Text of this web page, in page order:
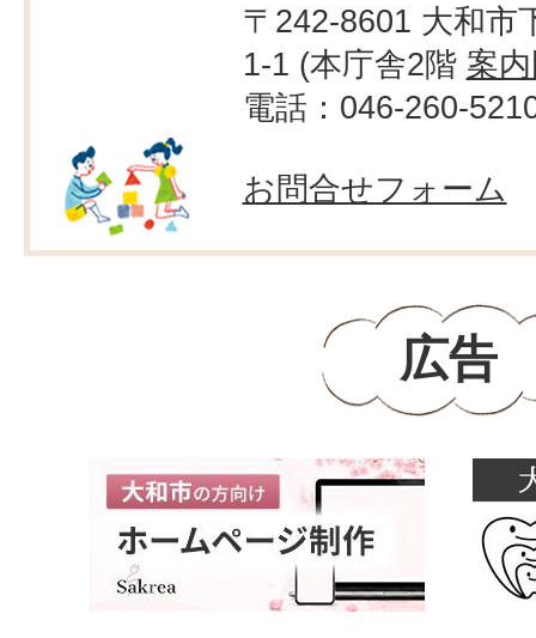
〒242-8601 大和市
1-1 (本庁舎2階 案
電話：046-260-
お問合せフォーム
広告